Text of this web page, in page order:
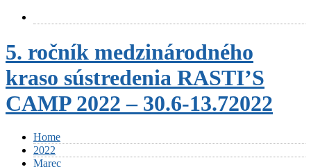
5. ročník medzinárodného
kraso sústredenia RASTI’S
CAMP 2022 – 30.6-13.72022
Home
2022
Marec